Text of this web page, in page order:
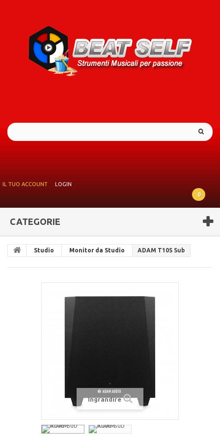
IL TUO ACCOUNT
LOGIN
0
CATEGORIE
Studio Monitor da Studio ADAM T10S Sub
Ingrandire